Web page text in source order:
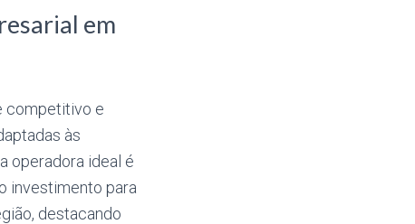
em
competitivo e
às
operadora ideal é
investimento para
destacando